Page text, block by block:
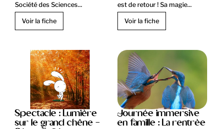
Société des Sciences...
Voir la fiche
est de retour ! Sa magie...
Voir la fiche
Spectacle : Lumière
sur le grand chêne -
Journée immersive
en famille : La rentrèe